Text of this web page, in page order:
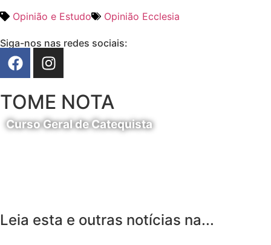
Opinião e Estudo
Opinião Ecclesia
Siga-nos nas redes sociais:
TOME NOTA
Curso Geral de Catequista
Leia esta e outras notícias na...